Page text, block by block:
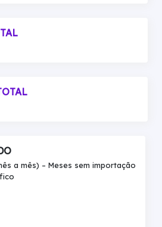
a mês) – Meses sem importação